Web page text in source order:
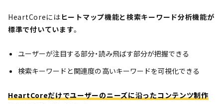
HeartCoreには ヒートマップ機能と検索キーワード分析機能が
標準で付いています。
ユーザーが注目する部分・読み飛ばす部分が把握できる
検索キーワードと関連度の高いキーワードを可視化できる
HeartCoreだけでユーザーのニーズに沿ったコンテンツ制作